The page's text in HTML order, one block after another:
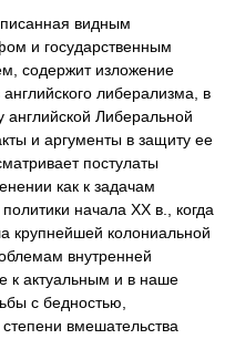
видным
и государственным
содержит изложение
либерализма, в
английской Либеральной
и аргументы в защиту ее
постулаты
как к задачам
начала XX в., когда
крупнейшей колониальной
внутренней
к актуальным и в наше
с бедностью,
вмешательства